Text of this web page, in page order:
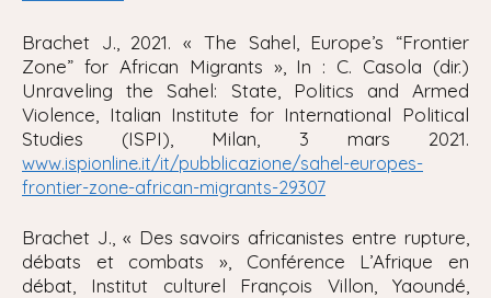
Brachet J., 2021. « The Sahel, Europe’s “Frontier
Zone” for African Migrants », In : C. Casola (dir.)
Unraveling the Sahel: State, Politics and Armed
Violence, Italian Institute for International Political
Studies (ISPI), Milan, 3 mars 2021.
www.ispionline.it/it/pubblicazione/sahel-europes-
frontier-zone-african-migrants-29307
Brachet J., « Des savoirs africanistes entre rupture,
débats et combats », Conférence L’Afrique en
débat, Institut culturel François Villon, Yaoundé,